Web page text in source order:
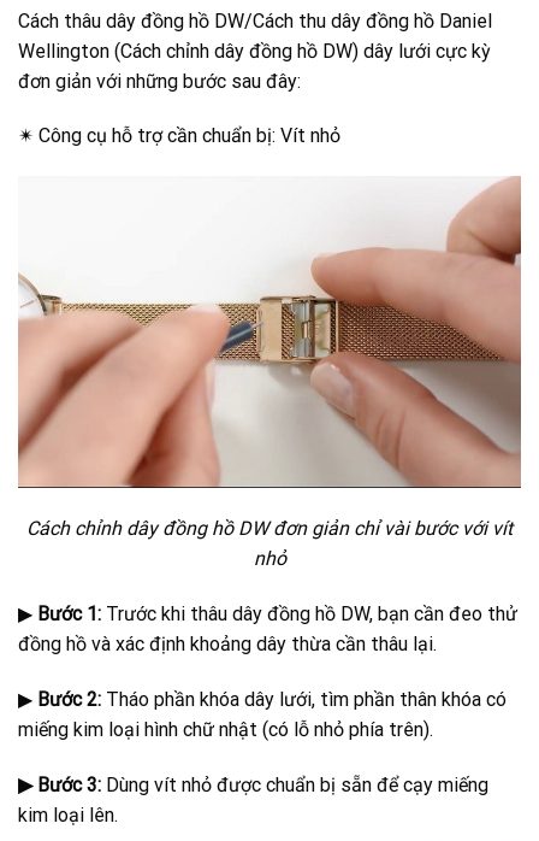
Cách thâu dây đồng hồ DW/Cách thu dây đồng hồ Daniel
Wellington (Cách chỉnh dây đồng hồ DW) dây lưới cực kỳ
đơn giản với những bước sau đây:
✴ Công cụ hỗ trợ cần chuẩn bị: Vít nhỏ
Cách chỉnh dây đồng hồ DW đơn giản chỉ vài bước với vít
nhỏ
▶ Bước 1: Trước khi thâu dây đồng hồ DW, bạn cần đeo thử
đồng hồ và xác định khoảng dây thừa cần thâu lại.
▶ Bước 2: Tháo phần khóa dây lưới, tìm phần thân khóa có
miếng kim loại hình chữ nhật (có lỗ nhỏ phía trên).
▶ Bước 3: Dùng vít nhỏ được chuẩn bị sẵn để cạy miếng
kim loại lên.